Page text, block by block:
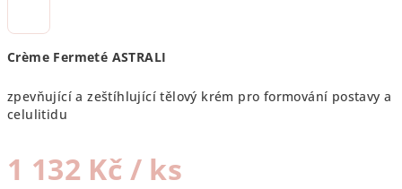
Crème Fermeté ASTRALI
zpevňující a zeštíhlující tělový krém pro formování postavy a
celulitidu
1 132 Kč / ks